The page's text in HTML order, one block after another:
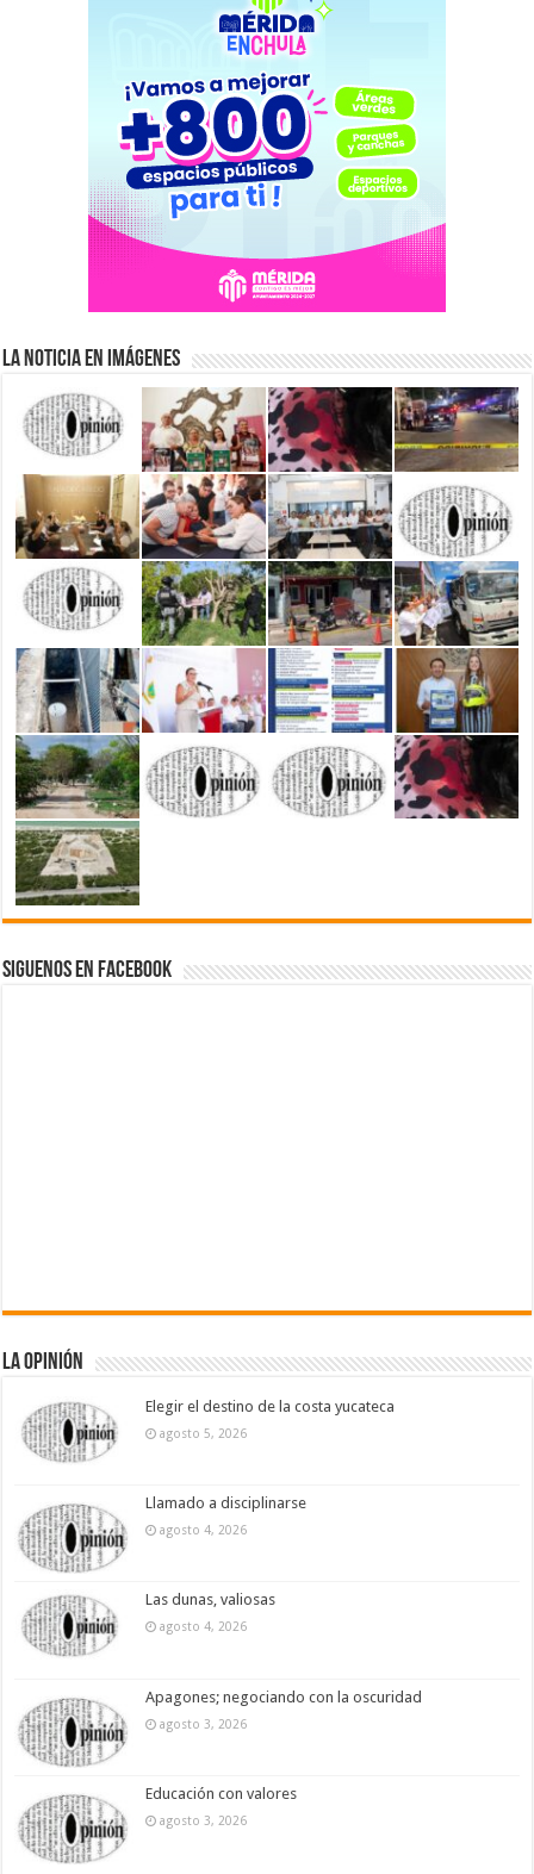
La Noticia en Imágenes
Siguenos en Facebook
La Opinión
Elegir el destino de la costa yucateca
agosto 5, 2026
Llamado a disciplinarse
agosto 4, 2026
Las dunas, valiosas
agosto 4, 2026
Apagones; negociando con la oscuridad
agosto 3, 2026
Educación con valores
agosto 3, 2026